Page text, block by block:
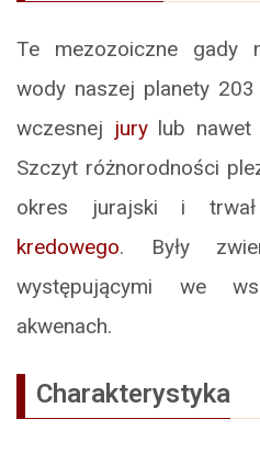
Te mezozoiczne gady
wody naszej planety
wczesnej jurylub nawet
Szczyt różnorodności
okres jurajski i
kredowego. Były
występującymi we
akwenach.
Charakterystyka